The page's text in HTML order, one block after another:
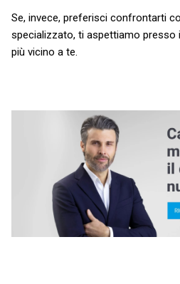
Se, invece, preferisci confrontarti
specializzato, ti aspettiamo presso
più vicino a te.